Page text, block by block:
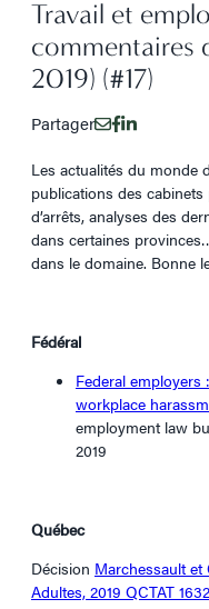
Travail et
commentaires
2019) (#17)
Partager
Les actualités du monde
publications des
d’arrêts, analyses des
dans certaines
dans le domaine. Bonne
Fédéral
Federal
workplace
employment law
2019
Québec
Décision Marchessault et
Adultes, 2019 QCTAT 1632